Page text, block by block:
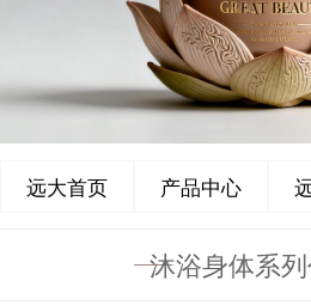
远大首页 产品中心
沐浴身体系